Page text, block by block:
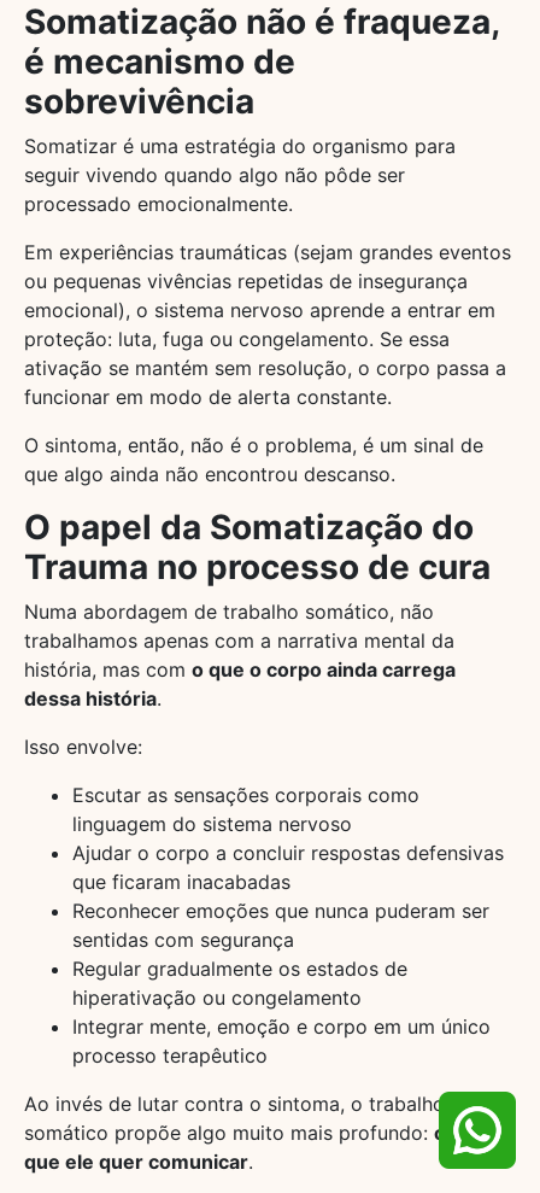
Somatização não é fraqueza,
é mecanismo de
sobrevivência
Somatizar é uma estratégia do organismo para
seguir vivendo quando algo não pôde ser
processado emocionalmente.
Em experiências traumáticas (sejam grandes eventos
ou pequenas vivências repetidas de insegurança
emocional), o sistema nervoso aprende a entrar em
proteção: luta, fuga ou congelamento. Se essa
ativação se mantém sem resolução, o corpo passa a
funcionar em modo de alerta constante.
O sintoma, então, não é o problema, é um sinal de
que algo ainda não encontrou descanso.
O papel da Somatização do
Trauma no processo de cura
Numa abordagem de trabalho somático, não
trabalhamos apenas com a narrativa mental da
história, mas com o que o corpo ainda carrega
dessa história.
Isso envolve:
Escutar as sensações corporais como
linguagem do sistema nervoso
Ajudar o corpo a concluir respostas defensivas
que ficaram inacabadas
Reconhecer emoções que nunca puderam ser
sentidas com segurança
Regular gradualmente os estados de
hiperativação ou congelamento
Integrar mente, emoção e corpo em um único
processo terapêutico
Ao invés de lutar contra o sintoma, o trabalho
somático propõe algo muito mais profundo: ouvir o
que ele quer comunicar.